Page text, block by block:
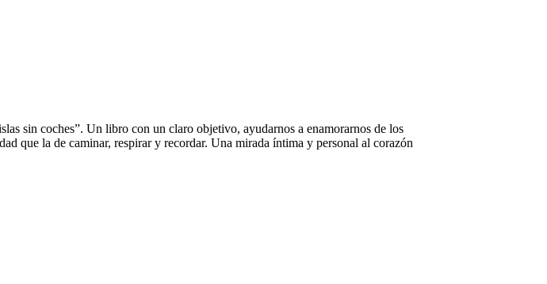
sin coches”. Un libro con un claro objetivo, ayudarnos a enamorarnos de los
que la de caminar, respirar y recordar. Una mirada íntima y personal al corazón